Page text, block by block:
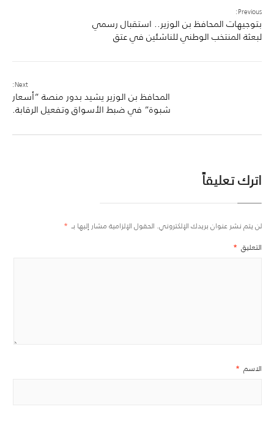
Previous:
بتوجيهات المحافظ بن الوزير.. استقبال رسمي
لبعثة المنتخب الوطني للناشئين في عتق
Next:
المحافظ بن الوزير يشيد بدور منصة “أسعار
شبوة” في ضبط الأسواق وتفعيل الرقابة.
اترك تعليقاً
لن يتم نشر عنوان بريدك الإلكتروني. الحقول الإلزامية مشار إليها بـ *
التعليق *
الاسم *